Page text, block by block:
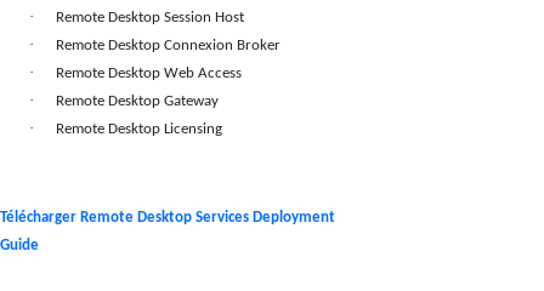
· Remote Desktop Session Host
· Remote Desktop Connexion Broker
· Remote Desktop Web Access
· Remote Desktop Gateway
· Remote Desktop Licensing
Télécharger Remote Desktop Services Deployment
Guide